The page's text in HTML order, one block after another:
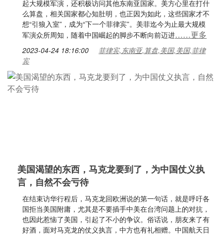
起大规模军演，还积极访问其他东南亚国家。美方心里在打什
么算盘，相关国家都心知肚明，也正因为如此，这些国家才不
想“引狼入室”，成为“下一个菲律宾”。美菲迄今为止最大规模
军演众所周知，随着中国崛起的脚步不断向前迈进……更多
2023-04-24 18:16:00
菲律宾,东南亚,算盘,美国,美国,菲律
宾
美国渴望的东西，马克龙要到了，为中国仗义执
言，自然不会亏待
在结束访华行程后，马克龙回欧洲说的第一句话，就是呼吁各
国拒当美国附庸，尤其是不要插手中美在台湾问题上的对抗，
也因此惹恼了美国，引起了不小的争议。俗话说，朋友来了有
好酒，面对马克龙的仗义执言，中方也有礼相赠。中国航天日